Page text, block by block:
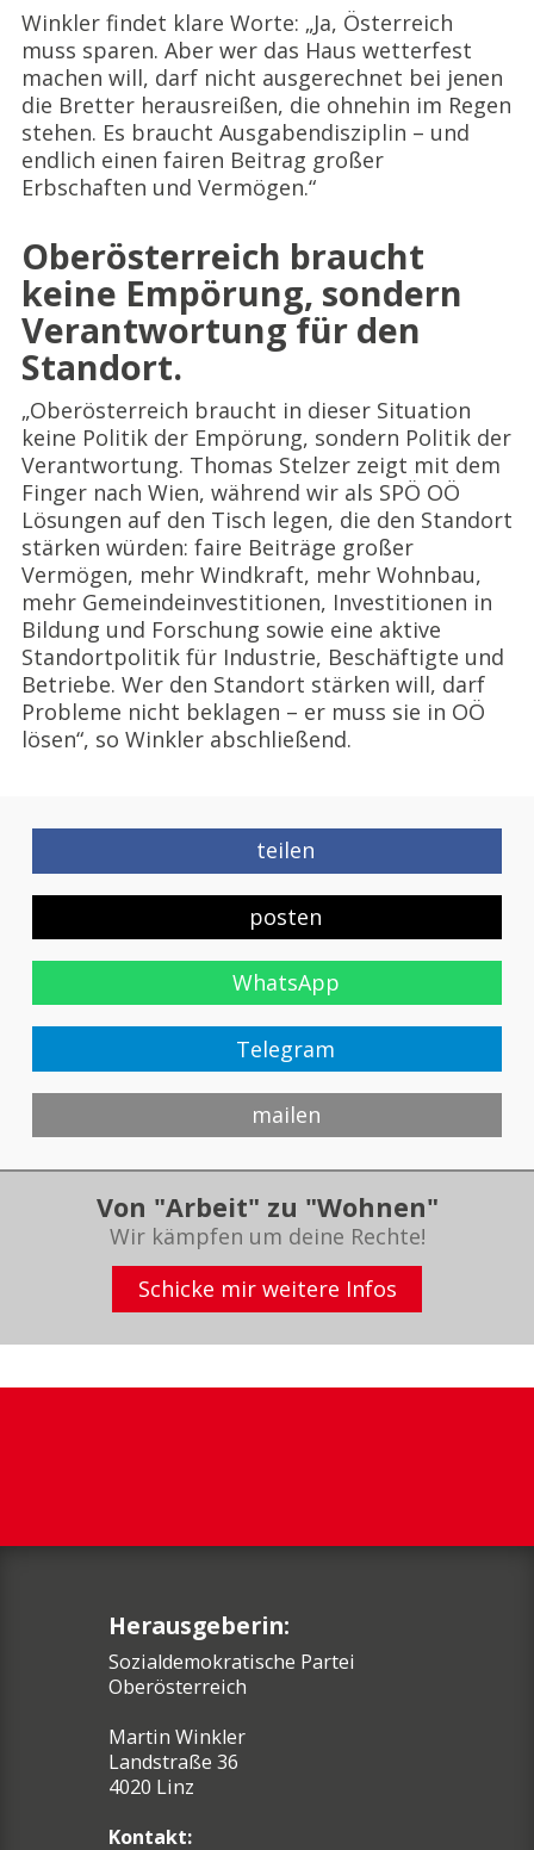
Winkler findet klare Worte: „Ja, Österreich
muss sparen. Aber wer das Haus wetterfest
machen will, darf nicht ausgerechnet bei jenen
die Bretter herausreißen, die ohnehin im Regen
stehen. Es braucht Ausgabendisziplin – und
endlich einen fairen Beitrag großer
Erbschaften und Vermögen.“
Oberösterreich braucht
keine Empörung, sondern
Verantwortung für den
Standort.
„Oberösterreich braucht in dieser Situation
keine Politik der Empörung, sondern Politik der
Verantwortung. Thomas Stelzer zeigt mit dem
Finger nach Wien, während wir als SPÖ OÖ
Lösungen auf den Tisch legen, die den Standort
stärken würden: faire Beiträge großer
Vermögen, mehr Windkraft, mehr Wohnbau,
mehr Gemeindeinvestitionen, Investitionen in
Bildung und Forschung sowie eine aktive
Standortpolitik für Industrie, Beschäftigte und
Betriebe. Wer den Standort stärken will, darf
Probleme nicht beklagen – er muss sie in OÖ
lösen“, so Winkler abschließend.
teilen
posten
WhatsApp
Telegram
mailen
Von "Arbeit" zu "Wohnen"
Wir kämpfen um deine Rechte!
Schicke mir weitere Infos
Herausgeberin:
Sozialdemokratische Partei
Oberösterreich
Martin Winkler
Landstraße 36
4020 Linz
Kontakt: